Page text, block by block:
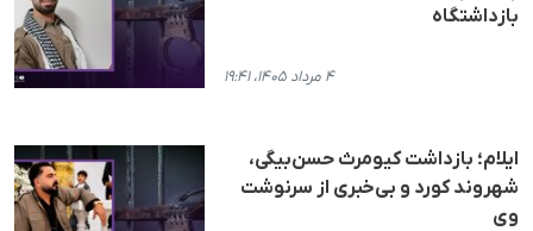
بازداشتگاه
۴ مرداد ۱۴۰۵، ۱۹:۴۱
ایلام؛ بازداشت کیومرث حسن‌بیگی،
شهروند کورد و بی‌خبری از سرنوشت
وی